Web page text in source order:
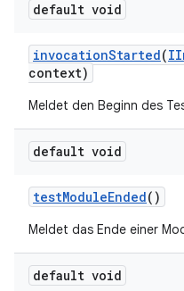
default void
invocationStarted(
context)
Meldet den Beginn des
default void
testModuleEnded()
Meldet das Ende einer
default void